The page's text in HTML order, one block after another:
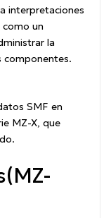
interpretaciones
como un
la
componentes.
SMF en
MZ-X, que
(MZ-